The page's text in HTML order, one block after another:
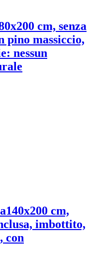
cm, senza
pino massiccio,
nessun
140x200 cm,
imbottito,
con